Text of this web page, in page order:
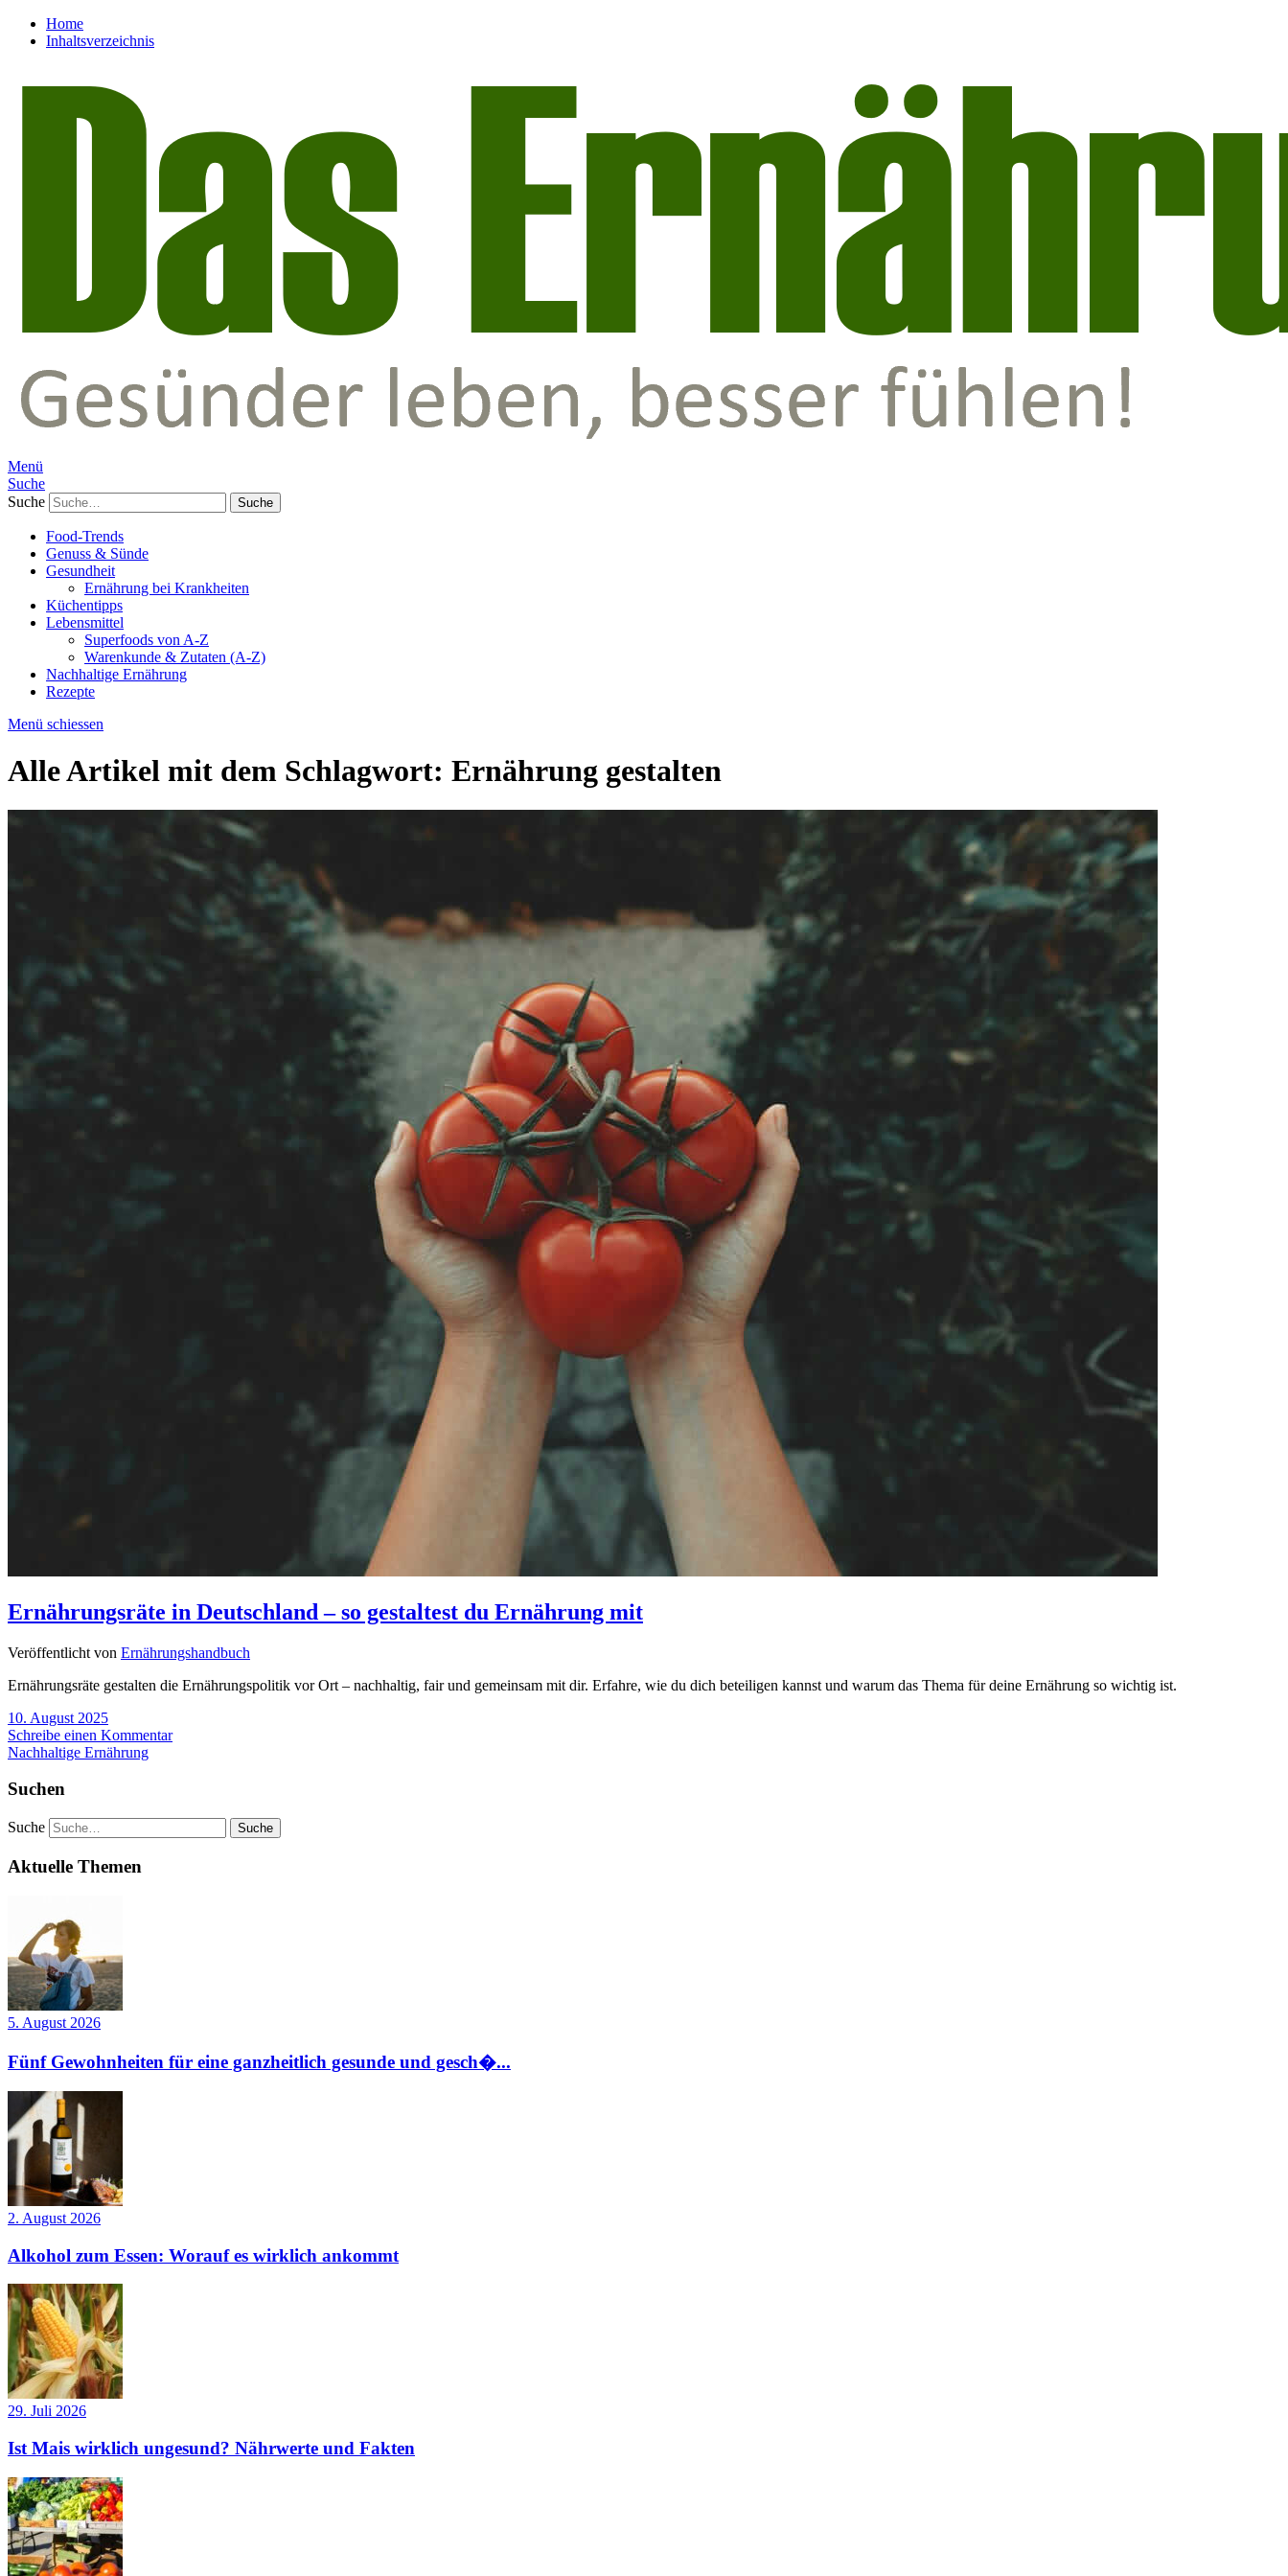
Home
Inhaltsverzeichnis
Menü
Suche
Suche
Food-Trends
Genuss & Sünde
Gesundheit
Ernährung bei Krankheiten
Küchentipps
Lebensmittel
Superfoods von A-Z
Warenkunde & Zutaten (A-Z)
Nachhaltige Ernährung
Rezepte
Menü schiessen
Alle Artikel mit dem Schlagwort: Ernährung gestalten
Ernährungsräte in Deutschland – so gestaltest du Ernährung mit
Veröffentlicht von Ernährungshandbuch
Ernährungsräte gestalten die Ernährungspolitik vor Ort – nachhaltig, fair und gemeinsam mit dir. Erfahre, wie du dich beteiligen kannst und warum das Thema für deine Ernährung so wichtig ist.
10. August 2025
Schreibe einen Kommentar
Nachhaltige Ernährung
Suchen
Suche
Aktuelle Themen
5. August 2026
Fünf Gewohnheiten für eine ganzheitlich gesunde und gesch�...
2. August 2026
Alkohol zum Essen: Worauf es wirklich ankommt
29. Juli 2026
Ist Mais wirklich ungesund? Nährwerte und Fakten